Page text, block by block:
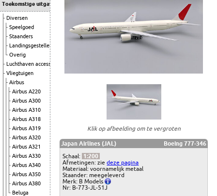
Toekomstige uitgaven
Diversen
Speelgoed
Staanders
Landingsgestellen
Overig
Luchthaven accessoires
Vliegtuigen
Airbus
Airbus A220
Airbus A300
Airbus A310
Airbus A318
Airbus A319
Airbus A320
Airbus A321
Airbus A330
Airbus A340
Airbus A350
Airbus A380
Beluga
Klik op afbeelding om te vergroten
Japan Airlines (JAL)
Boeing 777-346
Schaal: 1:200
Afmetingen: ziedeze pagina
Materiaal: voornamelijk metaal
Staander: meegeleverd
Merk: B Models
Nr: B-773-JL-51J